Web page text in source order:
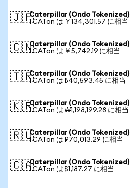
🇯🇵Caterpillar (Ondo Tokenized)
1 CATon は ￥134,301.57 に相当
🇨🇳Caterpillar (Ondo Tokenized)
1 CATon は ￥5,742.19 に相当
🇹🇷Caterpillar (Ondo Tokenized)
1 CATon は ₺40,593.45 に相当
🇰🇷Caterpillar (Ondo Tokenized)
1 CATon は ₩1,198,199.28 に相当
🇷🇺Caterpillar (Ondo Tokenized)
1 CATon は ₽70,013.29 に相当
🇨🇦Caterpillar (Ondo Tokenized)
1 CATon は $1,187.27 に相当